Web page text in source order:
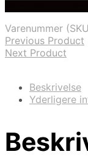
Varenummer
Previous Product
Next Product
Beskrivelse
Yderligere